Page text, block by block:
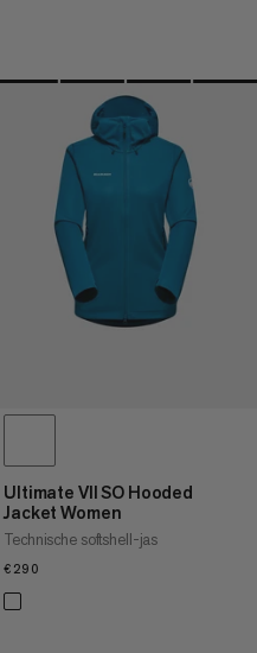
Ultimate VII SO Hooded
Jacket Women
Technische softshell-jas
€290